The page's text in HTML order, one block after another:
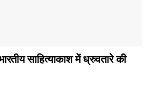
साहित्याकाश में ध्रुवतारे की